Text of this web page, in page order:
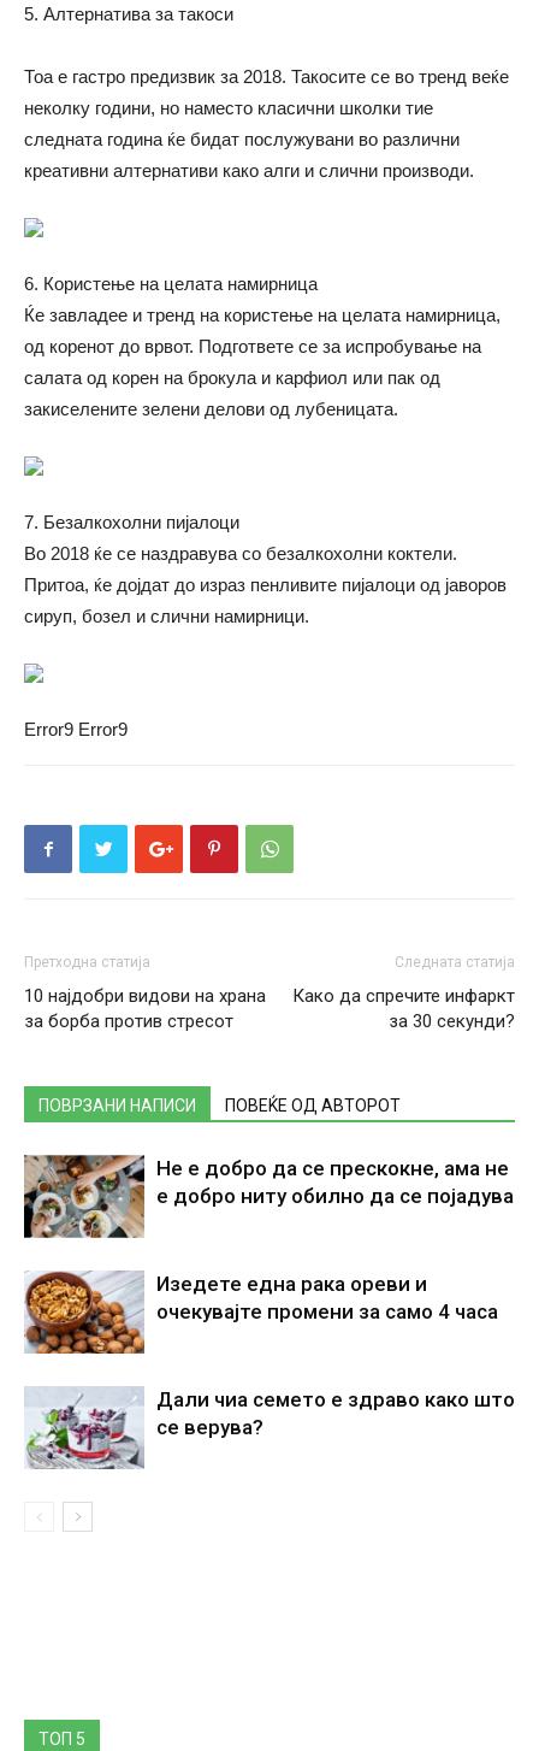
5. Алтернатива за такоси
Тоа е гастро предизвик за 2018. Такосите се во тренд веќе
неколку години, но наместо класични школки тие
следната година ќе бидат послужувани во различни
креативни алтернативи како алги и слични производи.
6. Користење на целата намирница
Ќе завладее и тренд на користење на целата намирница,
од коренот до врвот. Подгответе се за испробување на
салата од корен на брокула и карфиол или пак од
закиселените зелени делови од лубеницата.
7. Безалкохолни пијалоци
Во 2018 ќе се наздравува со безалкохолни коктели.
Притоа, ќе дојдат до израз пенливите пијалоци од јаворов
сируп, бозел и слични намирници.
Error9 Error9
Претходна статија
10 најдобри видови на храна
за борба против стресот
Следната статија
Како да спречите инфаркт
за 30 секунди?
ПОВРЗАНИ НАПИСИ ПОВЕЌЕ ОД АВТОРОТ
Не е добро да се прескокне, ама не
е добро ниту обилно да се појадува
Изедете една рака ореви и
очекувајте промени за само 4 часа
Дали чиа семето е здраво како што
се верува?
ТОП 5